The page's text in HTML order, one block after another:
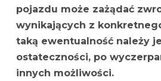
pojazdu może zażądać
wynikających z
taką ewentualność należy
ostateczności, po
innych możliwości.